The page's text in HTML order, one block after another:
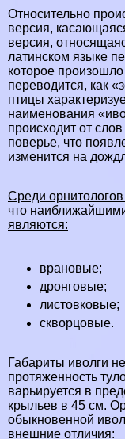
Относительно
версия,
версия,
латинском языке
которое
переводится, как
птицы
наименования
происходит от
поверье, что
изменится на
Среди
что
являются:
врановые;
дронговые;
листовковые;
скворцовые.
Габариты иволги
протяженность
варьируется в
крыльев в 45 см.
обыкновенной
внешние отличия: